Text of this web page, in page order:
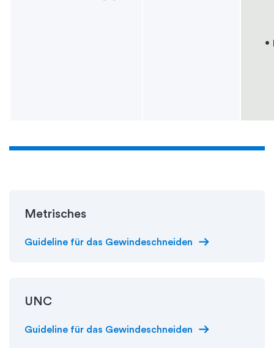
Metrisches
Guideline für das Gewindeschneiden arrow_right_alt
UNC
Guideline für das Gewindeschneiden arrow_right_alt